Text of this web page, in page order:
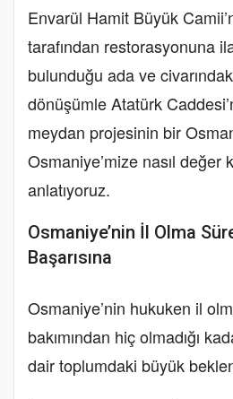
Envarül Hamit Büyük
tarafından restorasyonuna
bulunduğu ada ve
dönüşümle Atatürk
meydan projesinin bir
Osmaniye’mize nasıl değer
anlatıyoruz.
Osmaniye’nin İl Olma
Başarısına
Osmaniye’nin hukuken il
bakımından hiç olmadığı
dair toplumdaki büyük